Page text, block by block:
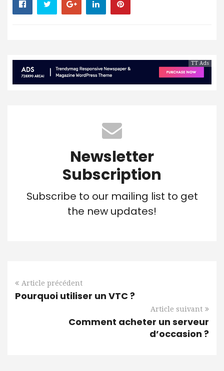
TT Ads
Newsletter
Subscription
Subscribe to our mailing list to get
the new updates!
Article précédent
Pourquoi utiliser un VTC ?
Article suivant
Comment acheter un serveur
d’occasion ?